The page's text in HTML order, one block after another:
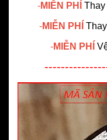
-MIỄN PHÍ
-MIỄN PHÍ
-MIỄN PHÍ